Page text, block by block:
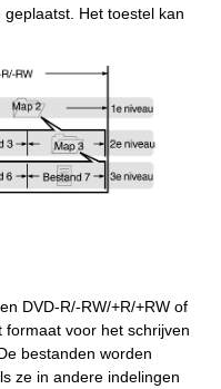
Het toestel kan
DVD-R/-RW/+R/+RW of
formaat voor het schrijven
bestanden worden
ze in andere indelingen